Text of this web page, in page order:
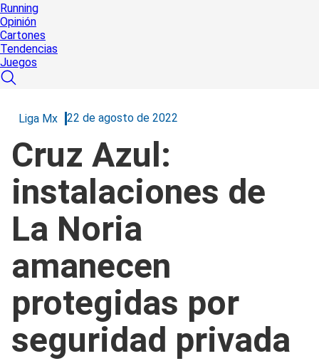
Running
Opinión
Cartones
Tendencias
Juegos
Liga Mx 22 de agosto de 2022
Cruz Azul:
instalaciones de
La Noria
amanecen
protegidas por
seguridad privada